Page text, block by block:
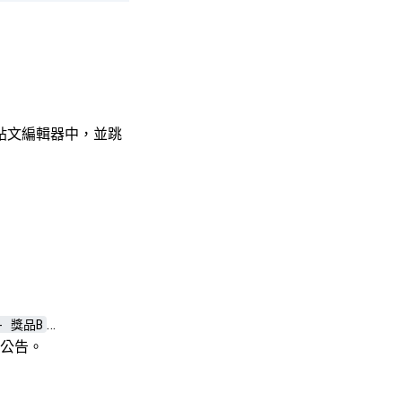
文編輯器中，並跳
獎品B …
告。